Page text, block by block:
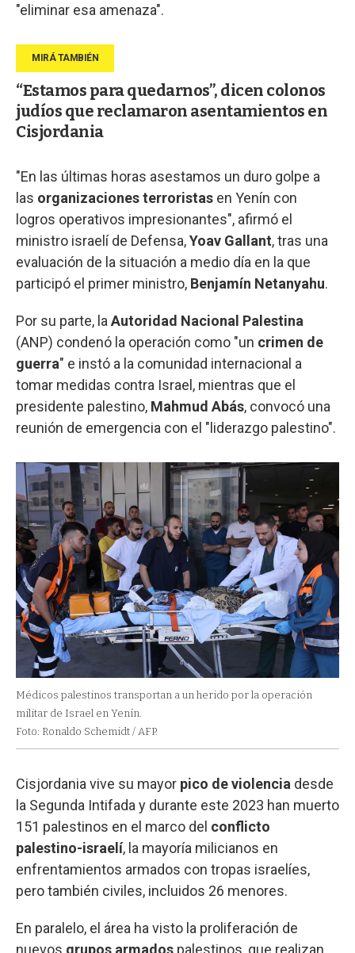
"eliminar esa amenaza".
“Estamos para quedarnos”, dicen colonos
judíos que reclamaron asentamientos en
Cisjordania
"En las últimas horas asestamos un duro golpe a
las organizaciones terroristas en Yenín con
logros operativos impresionantes", afirmó el
ministro israelí de Defensa,Yoav Gallant, tras una
evaluación de la situación a medio día en la que
participó el primer ministro, Benjamín Netanyahu.
Por su parte, la Autoridad Nacional Palestina
(ANP) condenó la operación como "un crimen de
guerra" e instó a la comunidad internacional a
tomar medidas contra Israel, mientras que el
presidente palestino, Mahmud Abás, convocó una
reunión de emergencia con el "liderazgo palestino".
Médicos palestinos transportan a un herido por la operación
militar de Israel en Yenín.
Foto: Ronaldo Schemidt / AFP.
Cisjordania vive su mayor pico de violencia desde
la Segunda Intifada y durante este 2023 han muerto
151 palestinos en el marco del conflicto
palestino-israelí, la mayoría milicianos en
enfrentamientos armados con tropas israelíes,
pero también civiles, incluidos 26 menores.
En paralelo, el área ha visto la proliferación de
nuevos grupos armados palestinos, que realizan